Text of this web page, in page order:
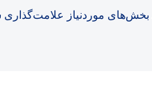
بخش‌های موردنیاز علامت‌گذاری